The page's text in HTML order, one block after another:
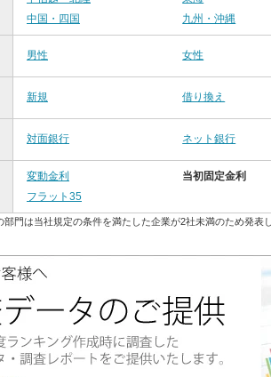
中国・四国
九州・沖縄
男性 女性
新規 借り換え
対面銀行 ネット銀行
変動金利 当初固定金利
フラット35
門は当社規定の条件を満たした企業が2社未満のため発表